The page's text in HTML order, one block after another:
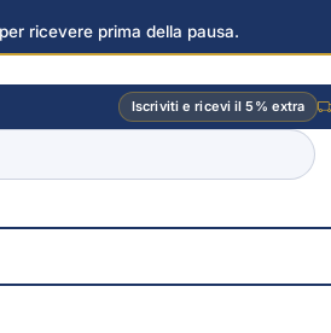
ricevere prima della pausa.
Iscriviti e ricevi il 5% extra